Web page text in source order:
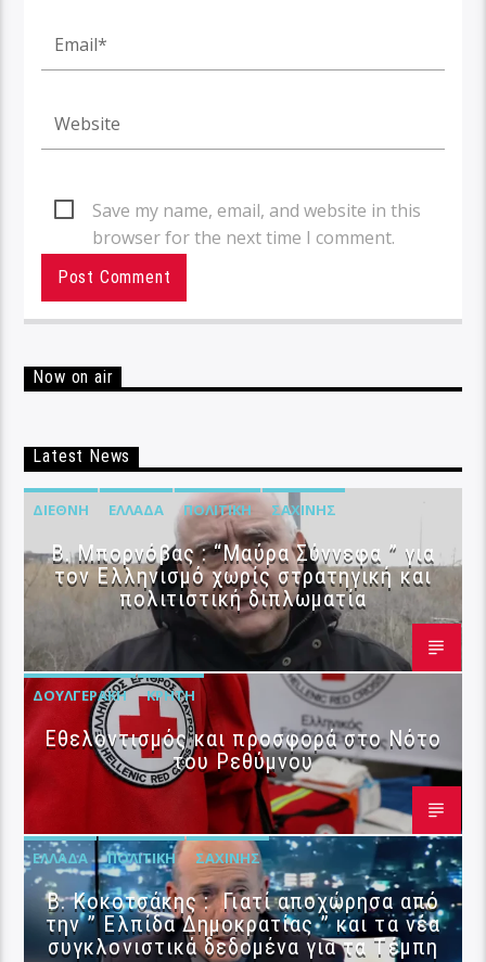
Save my name, email, and website in this
browser for the next time I comment.
Now on air
Latest News
ΔΙΕΘΝΉ ΕΛΛΆΔΑ ΠΟΛΙΤΙΚΉ ΣΑΧΊΝΗΣ
B. Μπορνόβας : “Μαύρα Σύννεφα ” για
τον Ελληνισμό χωρίς στρατηγική και
πολιτιστική διπλωματία
ΔΟΥΛΓΕΡΆΚΗ ΚΡΉΤΗ
Εθελοντισμός και προσφορά στο Νότο
του Ρεθύμνου
ΕΛΛΆΔΑ ΠΟΛΙΤΙΚΉ ΣΑΧΊΝΗΣ
Β. Κοκοτσάκης : Γιατί αποχώρησα από
την ” Ελπίδα Δημοκρατίας ” και τα νέα
συγκλονιστικά δεδομένα για τα Τέμπη